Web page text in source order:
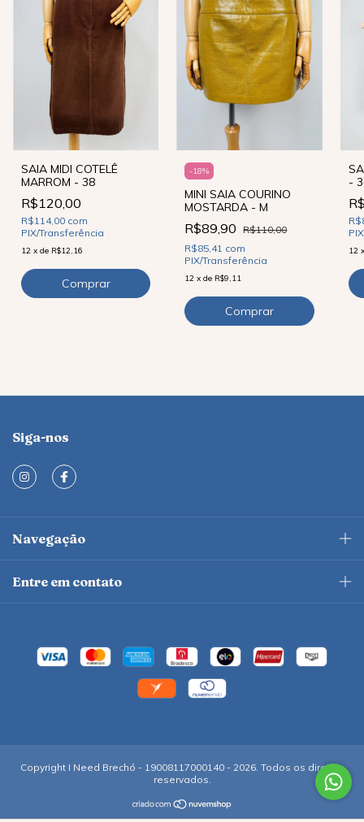
SAIA MIDI COTELÊ
MARROM - 38
R$120,00
R$114,00 com
PIX/Transferência
12 x de R$12,16
-18%
MINI SAIA COURINO
MOSTARDA - M
R$89,90
R$110,00
R$85,41 com
PIX/Transferência
12 xde R$9,11
-
12
Siga-nos
Navegação
Entre em contato
Copyright I Need Brechó - 19008117000140 - 2026. Todos os direitos
reservados.